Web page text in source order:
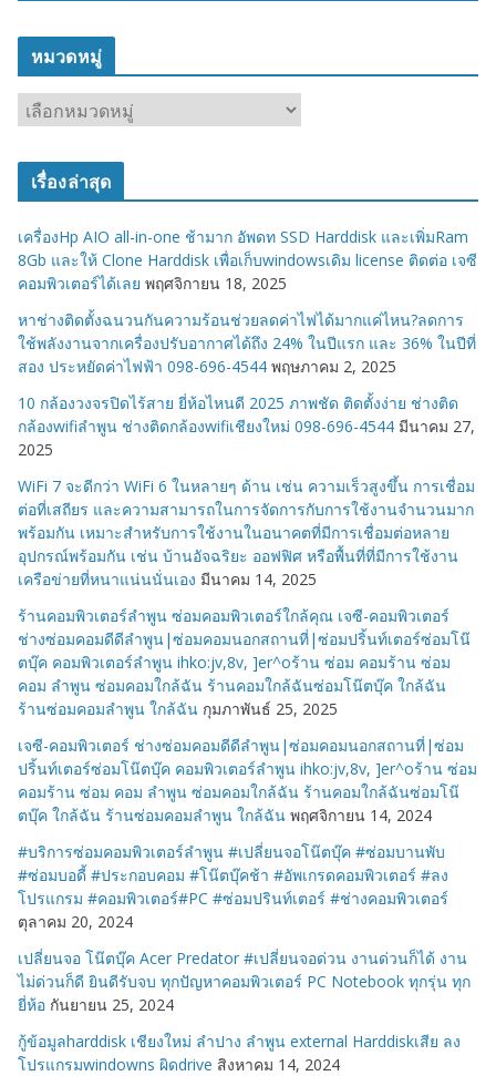
หมวดหมู่
ม
ว
มู่
เรื่องล่าสุด
เครื่องHp AIO all-in-one ช้ามาก อัพดท SSD Harddisk และเพิ่มRam
8Gb และให้ Clone Harddisk เพื่อเก็บwindowsเดิม license ติดต่อ เจซี
คอมพิวเตอร์ได้เลย พฤศจิกายน 18, 2025
หาช่างติดตั้งฉนวนกันความร้อนช่วยลดค่าไฟได้มากแค่ไหน?ลดการ
ใช้พลังงานจากเครื่องปรับอากาศได้ถึง 24% ในปีแรก และ 36% ในปีที่
สอง ประหยัดค่าไฟฟ้า 098-696-4544 พฤษภาคม 2, 2025
10 กล้องวงจรปิดไร้สาย ยี่ห้อไหนดี 2025 ภาพชัด ติดตั้งง่าย ช่างติด
กล้องwifiลำพูน ช่างติดกล้องwifiเชียงใหม่ 098-696-4544 มีนาคม 27,
2025
WiFi 7 จะดีกว่า WiFi 6 ในหลายๆ ด้าน เช่น ความเร็วสูงขึ้น การเชื่อม
ต่อที่เสถียร และความสามารถในการจัดการกับการใช้งานจำนวนมาก
พร้อมกัน เหมาะสำหรับการใช้งานในอนาคตที่มีการเชื่อมต่อหลาย
อุปกรณ์พร้อมกัน เช่น บ้านอัจฉริยะ ออฟฟิศ หรือพื้นที่ที่มีการใช้งาน
เครือข่ายที่หนาแน่นนั่นเอง มีนาคม 14, 2025
ร้านคอมพิวเตอร์ลำพูน ซ่อมคอมพิวเตอร์ใกล้คุณ เจซี-คอมพิวเตอร์
ช่างซ่อมคอมดีดีลำพูน|ซ่อมคอมนอกสถานที่|ซ่อมปริ้นท์เตอร์ซ่อมโน๊
ตบุ๊ค คอมพิวเตอร์ลำพูน ihko:jv,8v, ]er^oร้าน ซ่อม คอมร้าน ซ่อม
คอม ลำพูน ซ่อมคอมใกล้ฉัน ร้านคอมใกล้ฉันซ่อมโน๊ตบุ๊ค ใกล้ฉัน
ร้านซ่อมคอมลำพูน ใกล้ฉัน กุมภาพันธ์ 25, 2025
เจซี-คอมพิวเตอร์ ช่างซ่อมคอมดีดีลำพูน|ซ่อมคอมนอกสถานที่|ซ่อม
ปริ้นท์เตอร์ซ่อมโน๊ตบุ๊ค คอมพิวเตอร์ลำพูน ihko:jv,8v, ]er^oร้าน ซ่อม
คอมร้าน ซ่อม คอม ลำพูน ซ่อมคอมใกล้ฉัน ร้านคอมใกล้ฉันซ่อมโน๊
ตบุ๊ค ใกล้ฉัน ร้านซ่อมคอมลำพูน ใกล้ฉัน พฤศจิกายน 14, 2024
#บริการซ่อมคอมพิวเตอร์ลำพูน #เปลี่ยนจอโน๊ตบุ๊ค #ซ่อมบานพับ
#ซ่อมบอดี้ #ประกอบคอม #โน๊ตบุ๊คช้า #อัพเกรดคอมพิวเตอร์ #ลง
โปรแกรม #คอมพิวเตอร์#PC #ซ่อมปรินท์เตอร์ #ช่างคอมพิวเตอร์
ตุลาคม 20, 2024
เปลี่ยนจอ โน๊ตบุ๊ค Acer Predator #เปลี่ยนจอด่วน งานด่วนก็ได้ งาน
ไม่ด่วนก็ดี ยินดีรับจบ ทุกปัญหาคอมพิวเตอร์ PC Notebook ทุกรุ่น ทุก
ยี่ห้อ กันยายน 25, 2024
กู้ข้อมูลharddisk เชียงใหม่ ลำปาง ลำพูน external Harddiskเสีย ลง
โปรแกรมwindowns ผิดdrive สิงหาคม 14, 2024